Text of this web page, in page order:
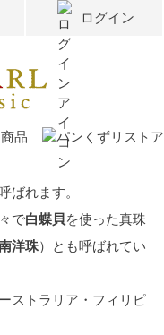
ログイン
商品
ばれます。
で白蝶貝を使った真珠
洋珠）とも呼ばれてい
ストラリア・フィリピ